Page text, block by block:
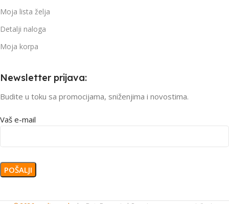
Moja lista želja
Detalji naloga
Moja korpa
Newsletter prijava:
Budite u toku sa promocijama, sniženjima i novostima.
Vaš e-mail